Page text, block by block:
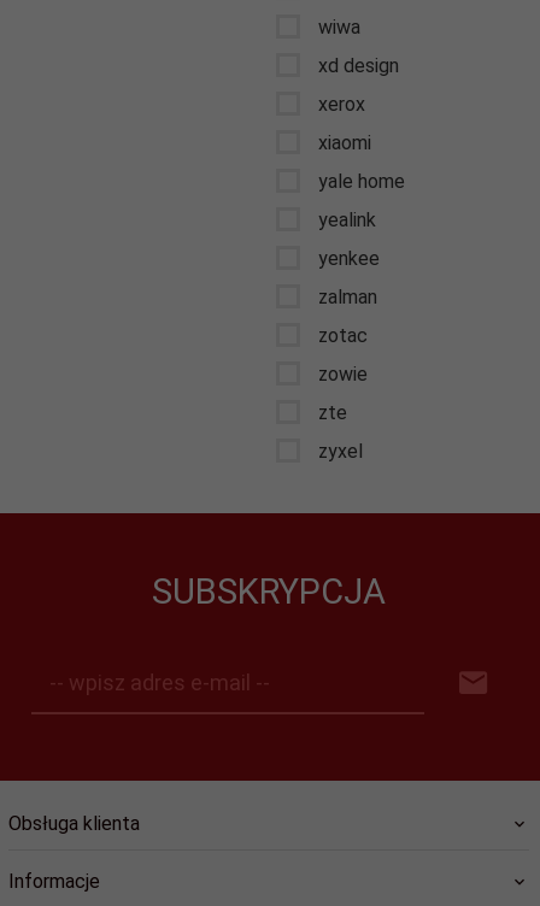
wiwa
xd design
xerox
xiaomi
yale home
yealink
yenkee
zalman
zotac
zowie
zte
zyxel
SUBSKRYPCJA
-- wpisz adres e-mail --
Obsługa klienta
Informacje